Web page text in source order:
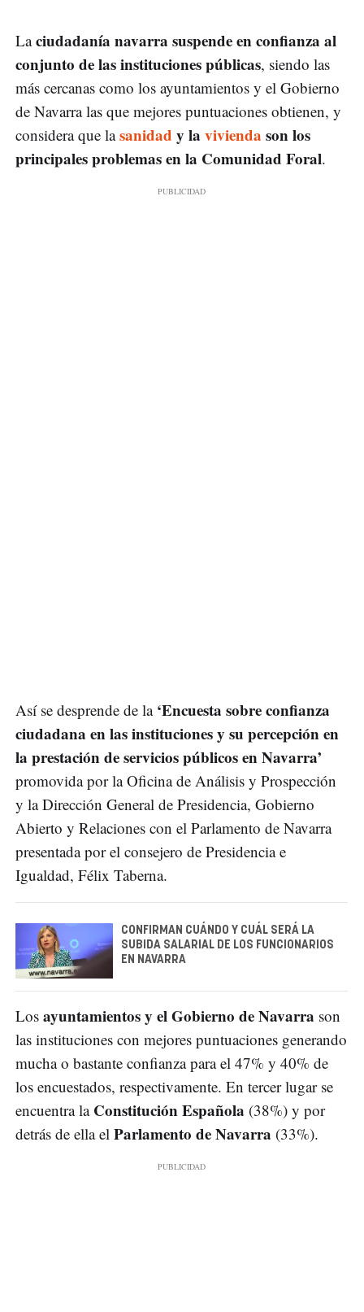
Laciudadanía navarra suspende en confianza al
conjunto de las instituciones públicas, siendo las
más cercanas como los ayuntamientos y el Gobierno
de Navarra las que mejores puntuaciones obtienen, y
considera que la sanidad y la vivienda son los
principales problemas en la Comunidad Foral.
Así se desprende de la‘Encuesta sobre confianza
ciudadana en las instituciones y su percepción en
la prestación de servicios públicos en Navarra’
promovida por la Oficina de Análisis y Prospección
y la Dirección General de Presidencia, Gobierno
Abierto y Relaciones con el Parlamento de Navarra
presentada por el consejero de Presidencia e
Igualdad, Félix Taberna.
CONFIRMAN CUÁNDO Y CUÁL SERÁ LA
SUBIDA SALARIAL DE LOS FUNCIONARIOS
EN NAVARRA
Los ayuntamientos y el Gobierno de Navarra son
las instituciones con mejores puntuaciones generando
mucha o bastante confianza para el 47% y 40% de
los encuestados, respectivamente. En tercer lugar se
encuentra la Constitución Española (38%) y por
detrás de ella el Parlamento de Navarra (33%).